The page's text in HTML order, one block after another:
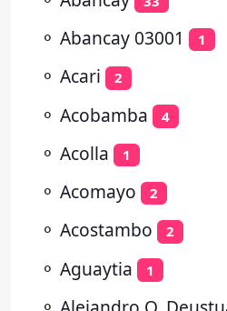
⚬ Abancay 03001 1
⚬ Acari 2
⚬ Acobamba 4
⚬ Acolla 1
⚬ Acomayo 2
⚬ Acostambo 2
⚬ Aguaytia 1